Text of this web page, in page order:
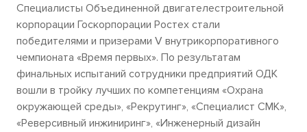
Специалисты Объединенной двигателестроительной
корпорации Госкорпорации Ростех стали
победителями и призерами V внутрикорпоративного
чемпионата «Время первых». По результатам
финальных испытаний сотрудники предприятий ОДК
вошли в тройку лучших по компетенциям «Охрана
окружающей среды», «Рекрутинг», «Специалист СМК»,
«Реверсивный инжиниринг», «Инженерный дизайн